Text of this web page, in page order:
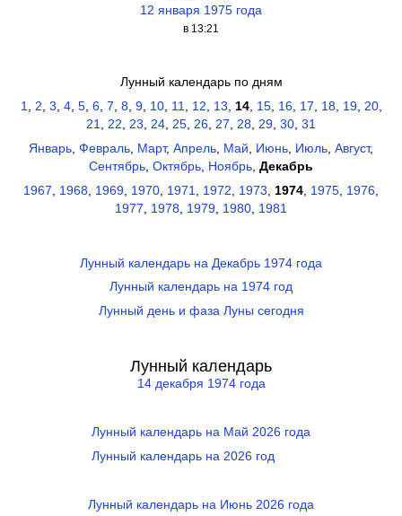
12 января 1975 года
в 13:21
Лунный календарь по дням
1, 2, 3, 4, 5, 6, 7, 8, 9, 10, 11, 12, 13, 14, 15, 16, 17, 18, 19, 20,
21, 22, 23, 24, 25, 26, 27, 28, 29, 30, 31
Январь Февраль Март, Апрель Май Июнь Июль Август,
Сентябрь Октябрь Ноябрь Декабрь
1967
1968 1969 1970 1971 1972 1973 1974 1975 1976
1977
1978 1979 1980 1981
Лунный календарь на Декабрь 1974 года
Лунный календарь на 1974 год
Лунный день и фаза Луны сегодня
Лунный календарь
14 декабря 1974 года
Лунный календарь на Май 2026 года
Лунный календарь на 2026 год
Лунный календарь на Июнь 2026 года